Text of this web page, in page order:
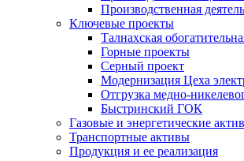
Производственная
Ключевые проекты
Талнахская
Горные проекты
Серный проект
Модернизация Цеха
Отгрузка медно-
Быстринский ГОК
Газовые и энергетические
Транспортные активы
Продукция и ее реализация